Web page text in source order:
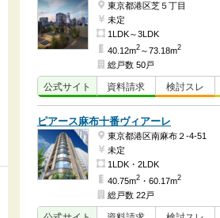
東京都港区芝５丁目
未定
1LDK～3LDK
40.12m2 ～73.18m2
総戸数 50戸
公式サイト 資料請求 検討スレ
ピアース麻布十番ヴィアーレ
東京都港区南麻布２-4-51
未定
1LDK・2LDK
40.75m2 ・60.17m2
総戸数 22戸